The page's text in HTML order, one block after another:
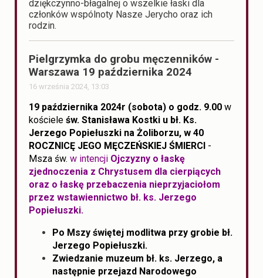
dziękczynno-błagalnej o wszelkie łaski dla
członków wspólnoty Nasze Jerycho oraz ich
rodzin.
Pielgrzymka do grobu męczenników -
Warszawa 19 października 2024
16 września 2024, 13:03
19 października 2024r (sobota) o godz. 9.00 w
kościele św. Stanisława Kostki u bł. Ks.
Jerzego Popiełuszki na Żoliborzu, w 40
ROCZNICĘ JEGO MĘCZEŃSKIEJ ŚMIERCI -
Msza św. w intencji Ojczyzny o łaskę
zjednoczenia z Chrystusem dla cierpiących
oraz o łaskę przebaczenia nieprzyjaciołom
przez wstawiennictwo bł. ks. Jerzego
Popiełuszki.
Po Mszy świętej modlitwa przy grobie bł.
Jerzego Popiełuszki.
Zwiedzanie muzeum bł. ks. Jerzego, a
następnie przejazd Narodowego